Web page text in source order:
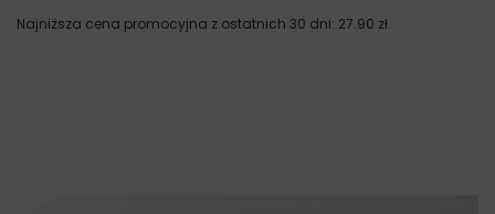
Najniższa cena promocyjna z ostatnich 30 dni: 27.90 zł.